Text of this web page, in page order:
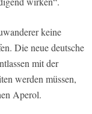
keine
Die neue deutsche
mit der
werden müssen,
Aperol.